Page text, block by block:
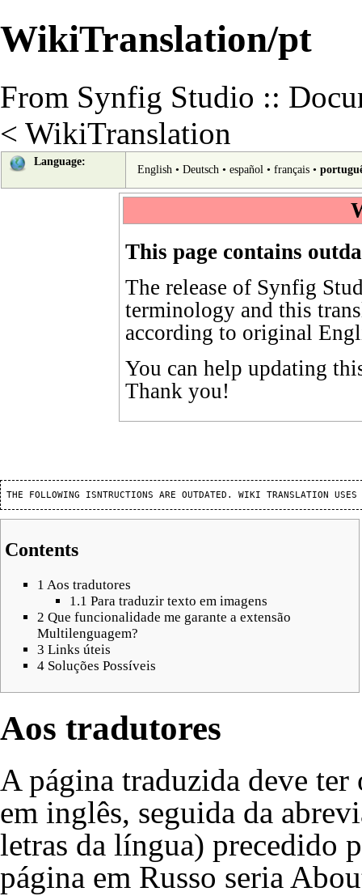
WikiTranslation/pt
From Synfig Studio ::
< WikiTranslation
Language:
English• Deutsch• español• français•
This page contains
The release of Synfig
terminology and this
according to original
You can help updating
Thank you!
Contents
1 Aos tradutores
1.1 Para traduzir texto em imagens
2 Que funcionalidade me garante a extensão
Multilenguagem?
3 Links úteis
4 Soluções Possíveis
Aos tradutores
A página traduzida deve
em inglês, seguida da
letras da língua) precedido
página em Russo seria